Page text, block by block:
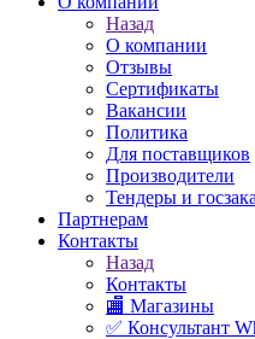
Назад
О компании
Отзывы
Сертификаты
Вакансии
Политика
Для поставщиков
Производители
Тендеры и
Партнерам
Контакты
Назад
Контакты
🏬 Магазины
✅️ Консультант